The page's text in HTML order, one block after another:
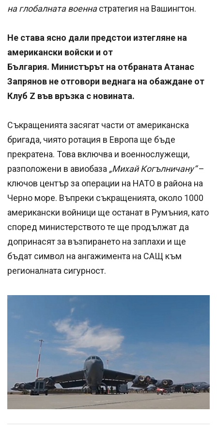
на глобалната военнастратегия на Вашингтон.
Не става ясно дали предстои изтегляне на
американски войски и от
България. Министърът на отбраната Атанас
Запрянов не отговори веднага на обаждане от
Клуб Z във връзка с новината.
Съкращенията засягат части от американска
бригада, чиято ротация в Европа ще бъде
прекратена. Това включва и военнослужещи,
разположени в авиобаза „Михай Когълничану“–
ключов център за операции на НАТО в района на
Черно море. Въпреки съкращенията, около 1000
американски войници ще останат в Румъния, като
според министерството те ще продължат да
допринасят за възпирането на заплахи и ще
бъдат символ на ангажимента на САЩ към
регионалната сигурност.